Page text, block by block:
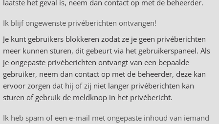
laatste het geval is, neem dan contact op met de beheerder.
Ik blijf ongewenste privéberichten ontvangen!
Je kunt gebruikers blokkeren zodat ze je geen privéberichten
meer kunnen sturen, dit gebeurt via het gebruikerspaneel. Als
je ongepaste privéberichten ontvangt van een bepaalde
gebruiker, neem dan contact op met de beheerder, deze kan
ervoor zorgen dat hij of zij niet langer privéberichten kan
sturen of gebruik de meldknop in het privébericht.
Ik heb spam of een e-mail met ongepaste inhoud van iemand